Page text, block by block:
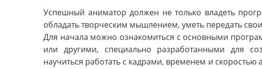
Успешный аниматор должен не только владеть
обладать творческим мышлением, уметь передать
Для начала можно ознакомиться с основными
или другими, специально разработанными для
научиться работать с кадрами, временем и